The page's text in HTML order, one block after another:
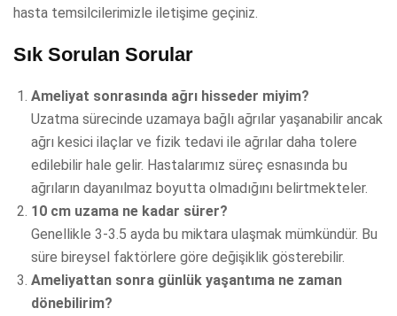
hasta temsilcilerimizle iletişime geçiniz.
Sık Sorulan Sorular
Ameliyat sonrasında ağrı hisseder miyim?
Uzatma sürecinde uzamaya bağlı ağrılar yaşanabilir ancak
ağrı kesici ilaçlar ve fizik tedavi ile ağrılar daha tolere
edilebilir hale gelir. Hastalarımız süreç esnasında bu
ağrıların dayanılmaz boyutta olmadığını belirtmekteler.
10 cm uzama ne kadar sürer?
Genellikle 3-3.5 ayda bu miktara ulaşmak mümkündür. Bu
süre bireysel faktörlere göre değişiklik gösterebilir.
Ameliyattan sonra günlük yaşantıma ne zaman
dönebilirim?